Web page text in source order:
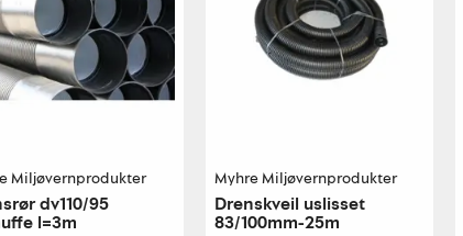
Miljøvernprodukter
dv110/95
l=3m
Myhre Miljøvernprodukter
Drenskveil uslisset
83/100mm-25m